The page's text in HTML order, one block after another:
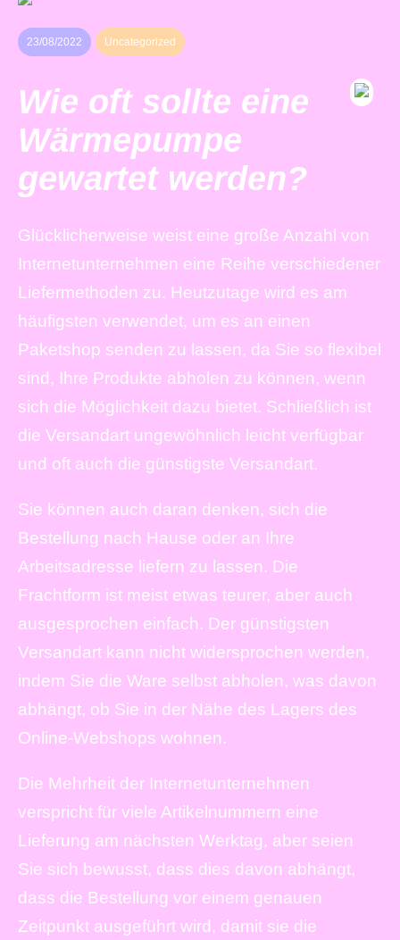
23/08/2022 Uncategorized
Wie oft sollte eine
Wärmepumpe
gewartet werden?
Glücklicherweise weist eine große Anzahl von
Internetunternehmen eine Reihe verschiedener
Liefermethoden zu. Heutzutage wird es am
häufigsten verwendet, um es an einen
Paketshop senden zu lassen, da Sie so flexibel
sind, Ihre Produkte abholen zu können, wenn
sich die Möglichkeit dazu bietet. Schließlich ist
die Versandart ungewöhnlich leicht verfügbar
und oft auch die günstigste Versandart.
Sie können auch daran denken, sich die
Bestellung nach Hause oder an Ihre
Arbeitsadresse liefern zu lassen. Die
Frachtform ist meist etwas teurer, aber auch
ausgesprochen einfach. Der günstigsten
Versandart kann nicht widersprochen werden,
indem Sie die Ware selbst abholen, was davon
abhängt, ob Sie in der Nähe des Lagers des
Online-Webshops wohnen.
Die Mehrheit der Internetunternehmen
verspricht für viele Artikelnummern eine
Lieferung am nächsten Werktag, aber seien
Sie sich bewusst, dass dies davon abhängt,
dass die Bestellung vor einem genauen
Zeitpunkt ausgeführt wird, damit sie die